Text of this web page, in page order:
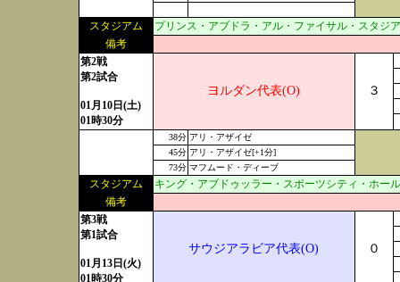
スタジアム
プリンス・アブドラ・アル・ファイサル・スタジ
備考
第2戦
第2試合
01月10日(土)
01時30分
ヨルダン代表(O) ３
38分 アリ・アザイゼ
45分 アリ・アザイゼ[+1分]
73分 マフムード・ディーブ
スタジアム
キング・アブドゥッラー・スポーツシティ・ホー
備考
第3戦
第1試合
01月13日(火)
01時30分
サウジアラビア代表(O) ０